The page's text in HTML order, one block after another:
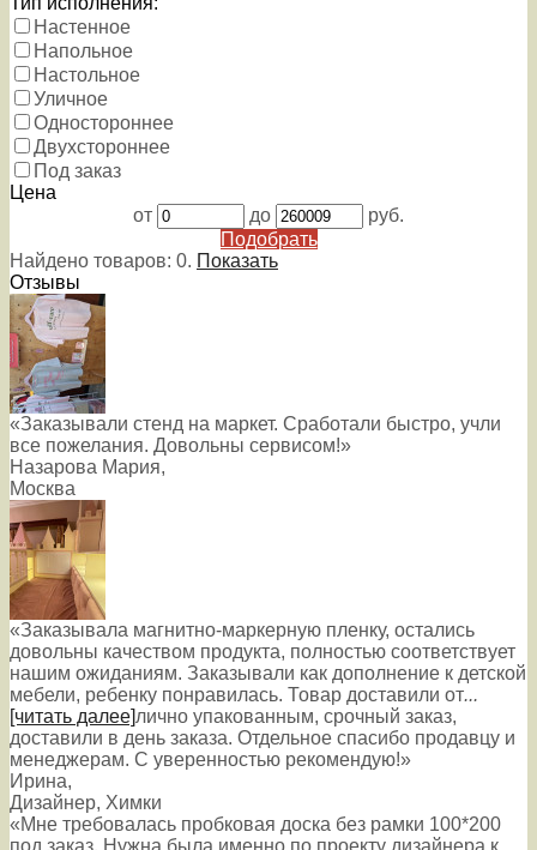
Настенное
Напольное
Настольное
Уличное
Одностороннее
Двухстороннее
Под заказ
Цена
от
до
руб.
Подобрать
Найдено товаров: 0. Показать
Отзывы
«Заказывали стенд на маркет. Сработали быстро, учли
все пожелания. Довольны сервисом!»
Назарова Мария,
Москва
«Заказывала магнитно-маркерную пленку, остались
довольны качеством продукта, полностью соответствует
нашим ожиданиям. Заказывали как дополнение к детской
мебели, ребенку понравилась. Товар доставили от...
[читать далее]лично упакованным, срочный заказ,
доставили в день заказа. Отдельное спасибо продавцу и
менеджерам. С уверенностью рекомендую!»
Ирина,
Дизайнер, Химки
«Мне требовалась пробковая доска без рамки 100*200
под заказ. Нужна была именно по проекту дизайнера к